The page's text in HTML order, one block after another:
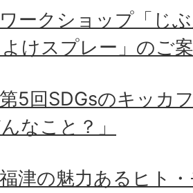
ワークショップ「じ
けスプレー」のご
第5回SDGsのキッカ
なこと？」
福津の魅力あるヒト